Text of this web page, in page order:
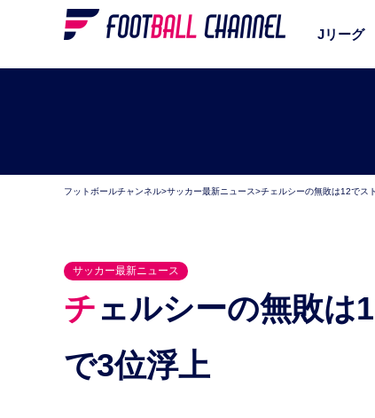
Jリーグ
フットボールチャンネル>サッカー最新ニュース>チェルシーの無敗は12でス
サッカー最新ニュース
チェルシーの無敗は12でストップ。トッテナム快勝
で3位浮上